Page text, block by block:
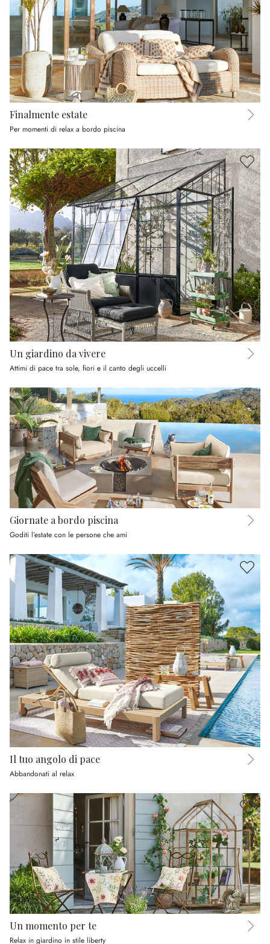
Finalmente estate
Per momenti di relax a bordo piscina
Un giardino da vivere
Attimi di pace tra sole, fiori e il canto degli uccelli
Giornate a bordo piscina
Goditi l’estate con le persone che ami
Il tuo angolo di pace
Abbandonati al relax
Un momento per te
Relax in giardino in stile liberty